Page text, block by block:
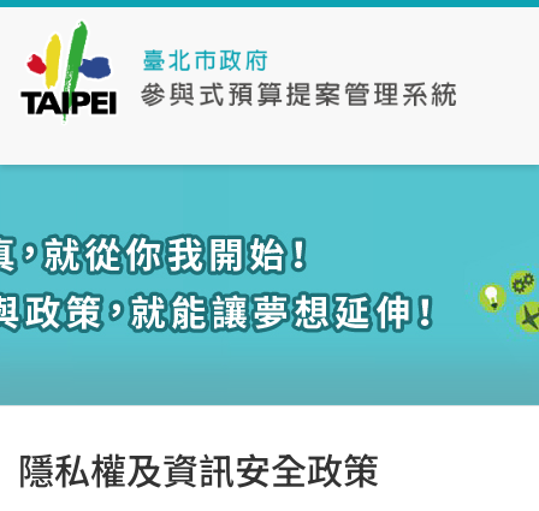
隱私權及資訊安全政策